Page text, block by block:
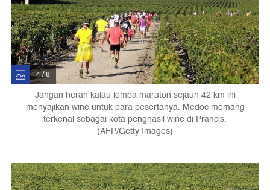
4 / 8
Jangan heran kalau lomba maraton sejauh 42 km ini
menyajikan wine untuk para pesertanya. Medoc memang
terkenal sebagai kota penghasil wine di Prancis.
(AFP/Getty Images)